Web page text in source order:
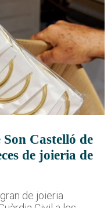
Castelló de
de joieria de
de joieria